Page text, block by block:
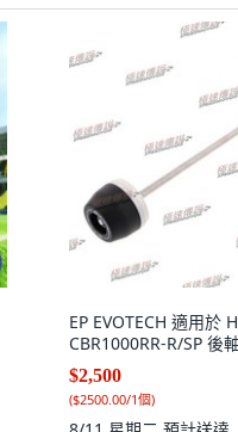
EP EVOTECH 適用於
CBR1000RR-R/SP 後
$2,500
($2500.00/1個)